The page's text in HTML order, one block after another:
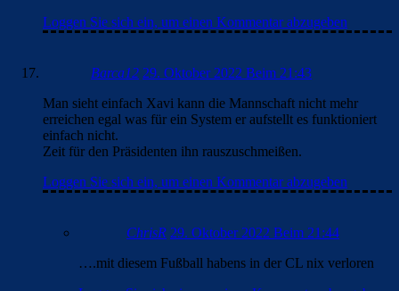
Loggen Sie sich ein, um einen Kommentar abzugeben
Barca12 29. Oktober 2022 Beim 21:43
Man sieht einfach Xavi kann die Mannschaft nicht mehr
erreichen egal was für ein System er aufstellt es funktioniert
einfach nicht.
Zeit für den Präsidenten ihn rauszuschmeißen.
Loggen Sie sich ein, um einen Kommentar abzugeben
ChrisR 29. Oktober 2022 Beim 21:44
….mit diesem Fußball habens in der CL nix verloren